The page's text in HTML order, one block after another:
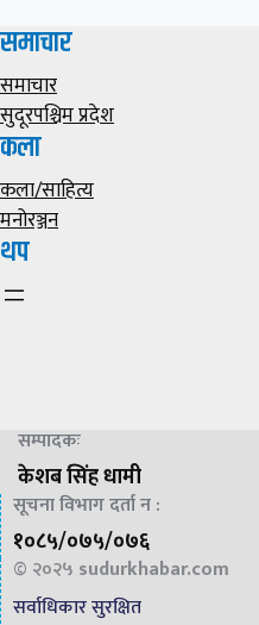
समाचार
समाचार
सुदूरपश्चिम प्रदेश
कला
कला/साहित्य
मनोरञ्जन
थप
सम्पादकः
केशब सिंह धामी
सूचना विभाग दर्ता न :
१०८५/०७५/०७६
© २०२५ sudurkhabar.com
सर्वाधिकार सुरक्षित